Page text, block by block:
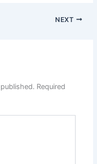
NEXT
Required